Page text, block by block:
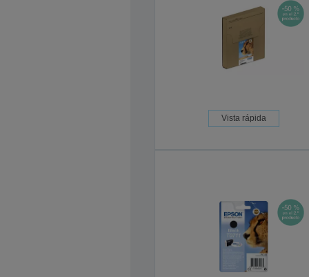
Vista rápida